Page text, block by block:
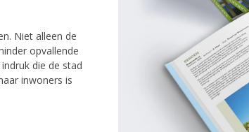
Niet alleen de
opvallende
die de stad
inwoners is